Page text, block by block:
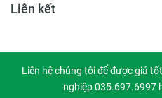
Liên kết
Liên hệ chúng tôi để được giá
nghiệp 035.697.6997